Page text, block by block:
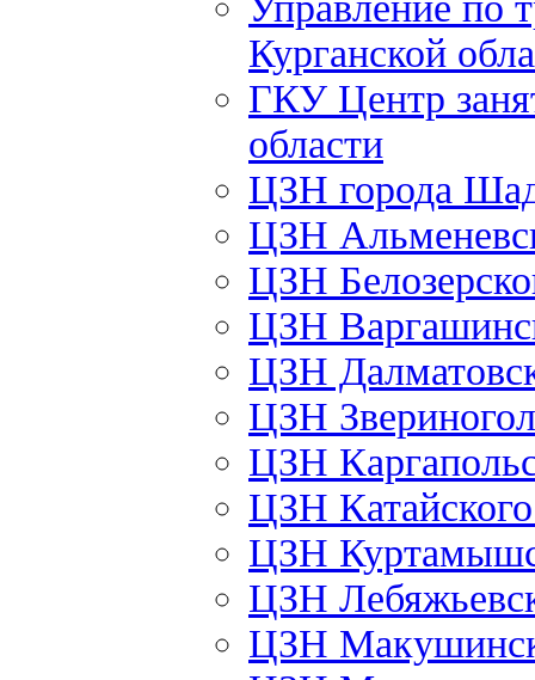
Курганской
ГКУ Центр
области
ЦЗН города
ЦЗН
ЦЗН
ЦЗН
ЦЗН
ЦЗН
ЦЗН
ЦЗН
ЦЗН
ЦЗН
ЦЗН